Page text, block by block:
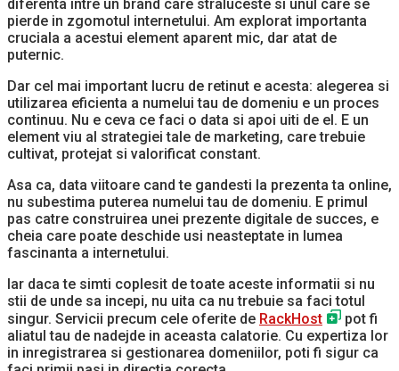
diferenta intre un brand care straluceste si unul care se
pierde in zgomotul internetului. Am explorat importanta
cruciala a acestui element aparent mic, dar atat de
puternic.
Dar cel mai important lucru de retinut e acesta: alegerea si
utilizarea eficienta a numelui tau de domeniu e un proces
continuu. Nu e ceva ce faci o data si apoi uiti de el. E un
element viu al strategiei tale de marketing, care trebuie
cultivat, protejat si valorificat constant.
Asa ca, data viitoare cand te gandesti la prezenta ta online,
nu subestima puterea numelui tau de domeniu. E primul
pas catre construirea unei prezente digitale de succes, e
cheia care poate deschide usi neasteptate in lumea
fascinanta a internetului.
Iar daca te simti coplesit de toate aceste informatii si nu
stii de unde sa incepi, nu uita ca nu trebuie sa faci totul
singur. Servicii precum cele oferite de RackHost
pot fi
aliatul tau de nadejde in aceasta calatorie. Cu expertiza lor
in inregistrarea si gestionarea domeniilor, poti fi sigur ca